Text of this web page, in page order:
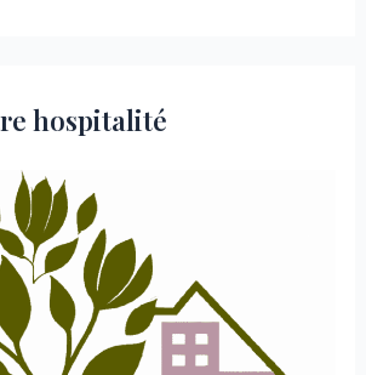
hospitalité